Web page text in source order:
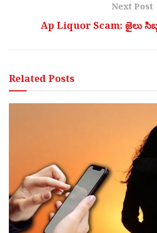
Next Post
Ap Liquor Scam: జైలు
RelatedPosts